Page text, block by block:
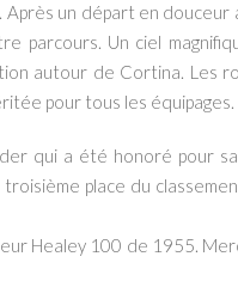
Après un départ en douceur
parcours. Un ciel
autour de Cortina. Les
pour tous les équipages.
qui a été honoré pour
place du
Healey 100 de 1955.